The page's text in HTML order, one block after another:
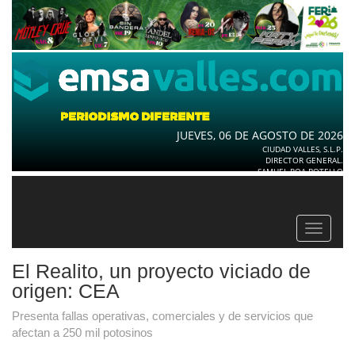
JUEVES, 06 DE AGOSTO DE 2026
CIUDAD VALLES, S.L.P.
DIRECTOR GENERAL.
SAMUEL ROA BOTELLO
Toggle
El Realito, un proyecto viciado de
origen: CEA
Presenta fallas operativas, comerciales y de servicios que
afectan a 250 mil potosinos